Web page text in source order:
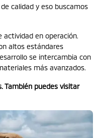
calidad y eso buscamos
actividad en operación.
altos estándares
se intercambia con
más avanzados.
También puedes visitar